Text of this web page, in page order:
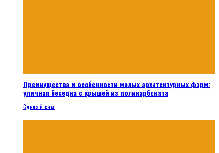
Преимущества и особенности малых архитектурных форм:
уличная беседка с крышей из поликарбоната
Сделай сам